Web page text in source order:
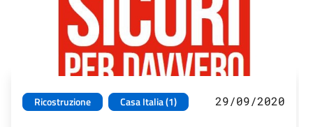
Ricostruzione Casa Italia (1) 29/09/2020